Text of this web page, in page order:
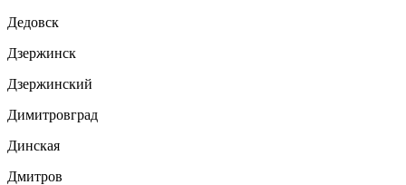
Дедовск
Дзержинск
Дзержинский
Димитровград
Динская
Дмитров